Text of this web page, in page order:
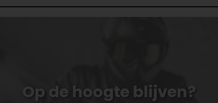
Op de hoogte blijven?